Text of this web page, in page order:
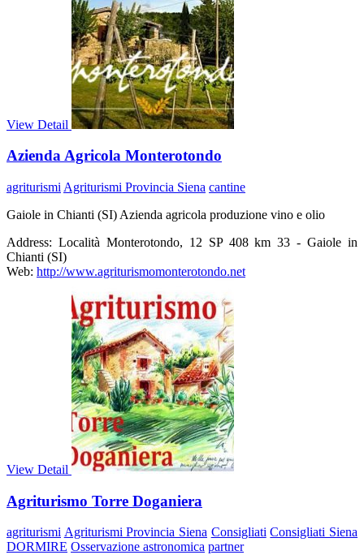
View Detail
Azienda Agricola Monterotondo
agriturismi Agriturismi Provincia Siena cantine
Gaiole in Chianti (SI) Azienda agricola produzione vino e olio
Address: Località Monterotondo, 12 SP 408 km 33 - Gaiole in
Chianti (SI)
Web: http://www.agriturismomonterotondo.net
View Detail
Agriturismo Torre Doganiera
agriturismi Agriturismi Provincia Siena Consigliati Consigliati Siena
DORMIRE Osservazione astronomica partner